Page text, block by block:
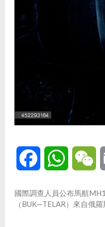
Facebook WhatsApp
國際調查人員公布馬航
（BUK─TELAR）來自俄